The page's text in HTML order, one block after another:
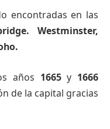
encontradas en las
Westminster,
años 1665y 1666
de la capital gracias